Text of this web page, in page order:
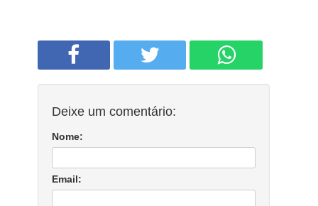
Deixe um comentário:
Nome:
Email: